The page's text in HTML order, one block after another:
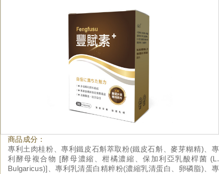
商品成分：
專利土肉桂粉、專利鐵皮石斛萃取粉(鐵皮石斛、麥芽糊精)、專
利酵母複合物 [酵母濃縮、柑橘濃縮、保加利亞乳酸桿菌 (L.
Bulgaricus)]、專利乳清蛋白精粹粉(濃縮乳清蛋白、卵磷脂)、專